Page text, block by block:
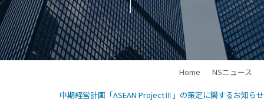
Home NSニュース
中期経営計画「ASEAN ProjectⅢ」の策定に関するお知らせ